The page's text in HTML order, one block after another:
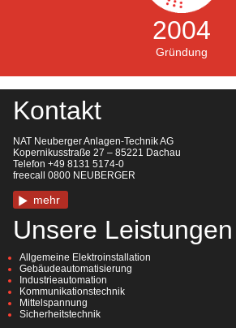
2004
Gründung
Kontakt
NAT Neuberger Anlagen-Technik AG
Kopernikusstraße 27 – 85221 Dachau
Telefon +49 8131 5174-0
freecall 0800 NEUBERGER
mehr
Unsere Leistungen
Allgemeine Elektroinstallation
Gebäudeautomatisierung
Industrieautomation
Kommunikationstechnik
Mittelspannung
Sicherheitstechnik